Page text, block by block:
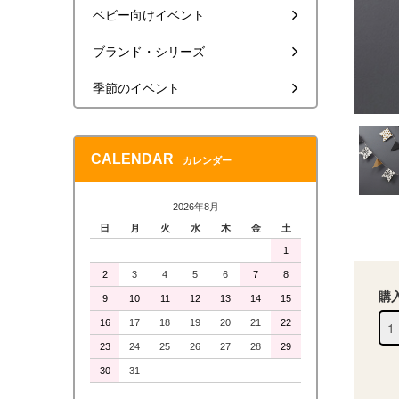
購
ベビー向けイベント
ブランド・シリーズ
季節のイベント
CALENDAR カレンダー
2026年8月
日
月 火 水 木 金 土
1
2 3 4 5 6 7 8
9 10 11 12 13 14 15
16 17 18 19 20 21 22
23 24 25 26 27 28 29
30 31